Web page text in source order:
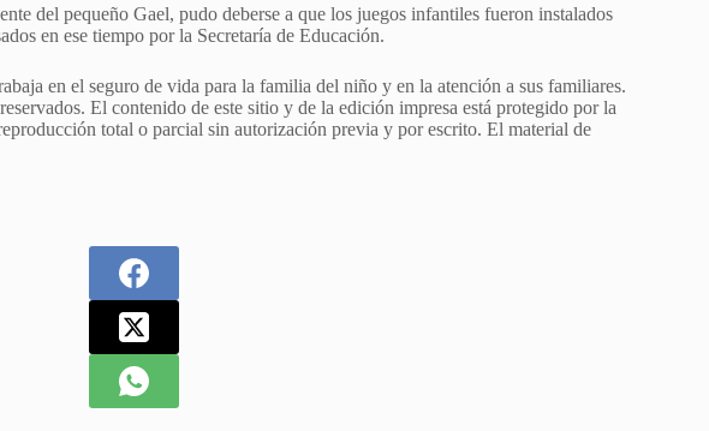
del pequeño Gael, pudo deberse a que los juegos infantiles fueron instalados
en ese tiempo por la Secretaría de Educación.
en el seguro de vida para la familia del niño y en la atención a sus familiares.
El contenido de este sitio y de la edición impresa está protegido por la
total o parcial sin autorización previa y por escrito. El material de